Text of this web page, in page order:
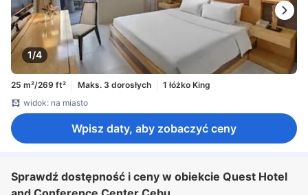
1/4
25 m²/269 ft² Maks. 3 dorosłych
1 łóżko King
widok: na miasto
Wpisz daty, aby zobaczyć ceny
Sprawdź dostępność i ceny w obiekcie Quest Hotel